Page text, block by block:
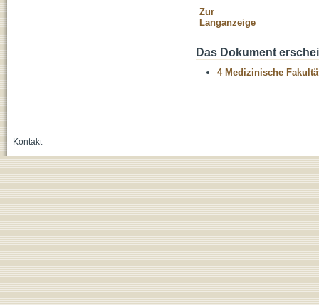
Zur
Langanzeige
Das Dokument
4 Medizinische
Kontakt